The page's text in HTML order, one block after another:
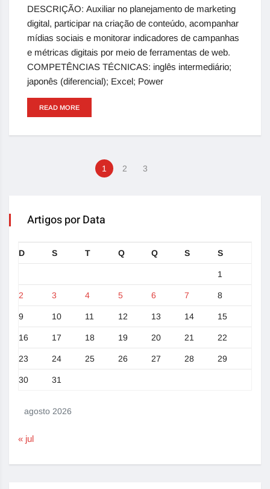
DESCRIÇÃO: Auxiliar no planejamento de marketing
digital, participar na criação de conteúdo, acompanhar
mídias sociais e monitorar indicadores de campanhas
e métricas digitais por meio de ferramentas de web.
COMPETÊNCIAS TÉCNICAS: inglês intermediário;
japonês (diferencial); Excel; Power
READ MORE
1 2 3
Artigos por Data
agosto 2026
D S T Q Q S S
1
2 3 4 5 6 7 8
9 10 11 12 13 14 15
16 17 18 19 20 21 22
23 24 25 26 27 28 29
30 31
« jul